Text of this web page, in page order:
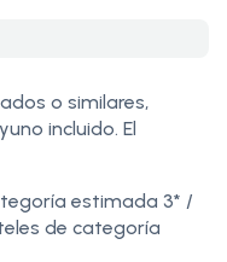
o similares,
incluido. El
estimada 3* /
de categoría